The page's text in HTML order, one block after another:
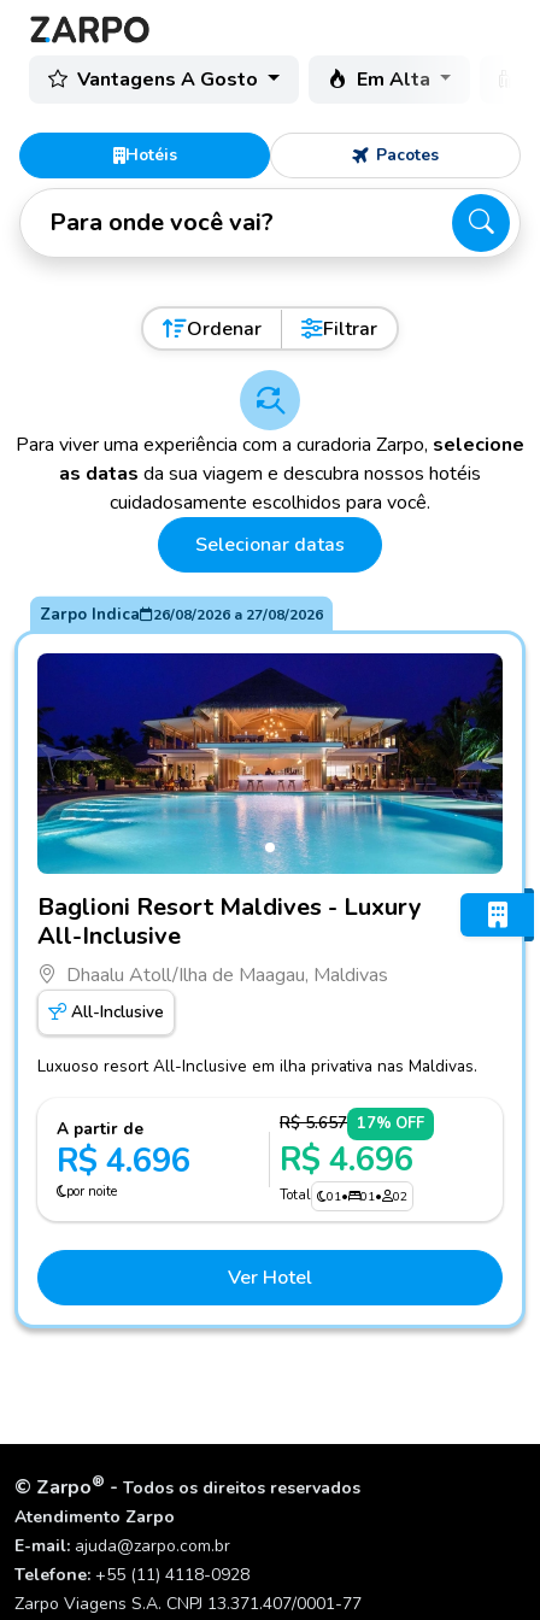
Vantagens A Gosto Em Alta
Hotéis Pacotes
Para onde você vai?
Ordenar Filtrar
Para viver uma experiência com a curadoria Zarpo, selecione
as datas da sua viagem e descubra nossos hotéis
cuidadosamente escolhidos para você.
Selecionar datas
Zarpo Indica 26/08/2026a 27/08/2026
Fotos do hotel Baglioni Resort Maldives - Luxury All-
Baglioni Resort Maldives - Luxury
All-Inclusive
Dhaalu Atoll/Ilha de Maagau, Maldivas
All-Inclusive
Luxuoso resort All-Inclusive em ilha privativa nas Maldivas.
A partir de
R$ 4.696
por noite
R$ 5.657 17% OFF
R$ 4.696
Total 01• 01• 02
Ver Hotel
© Zarpo® - Todos os direitos reservados
Atendimento Zarpo
E-mail: ajuda@zarpo.com.br
Telefone: +55 (11) 4118-0928
Zarpo Viagens S.A. CNPJ 13.371.407/0001-77